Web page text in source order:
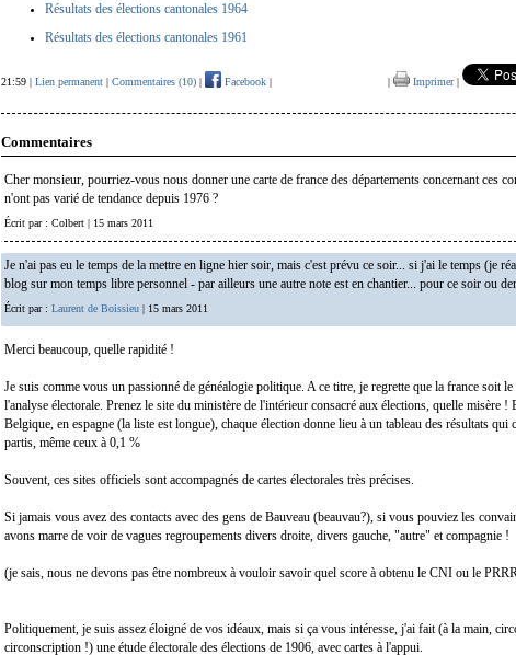
Résultats des élections cantonales 1964
Résultats des élections cantonales 1961
21:59 | Lien permanent | Commentaires (10) | Facebook | | Imprimer|
Commentaires
Cher monsieur, pourriez-vous nous donner une carte de france des départements concernant ces
n'ont pas varié de tendance depuis 1976 ?
Écrit par : Colbert | 15 mars 2011
Je n'ai pas eu le temps de la mettre en ligne hier soir, mais c'est prévu ce soir... si j'ai le temps (je
blog sur mon temps libre personnel - par ailleurs une autre note est en chantier... pour ce soir ou
Écrit par : Laurent de Boissieu | 15 mars 2011
Merci beaucoup, quelle rapidité !
Je suis comme vous un passionné de généalogie politique. A ce titre, je regrette que la france soit
l'analyse électorale. Prenez le site du ministère de l'intérieur consacré aux élections, quelle misère !
Belgique, en espagne (la liste est longue), chaque élection donne lieu à un tableau des résultats qui
partis, même ceux à 0,1 %
Souvent, ces sites officiels sont accompagnés de cartes électorales très précises.
Si jamais vous avez des contacts avec des gens de Bauveau (beauvau?), si vous pouviez les
avons marre de voir de vagues regroupements divers droite, divers gauche, "autre" et compagnie !
(je sais, nous ne devons pas être nombreux à vouloir savoir quel score à obtenu le CNI ou le
Politiquement, je suis assez éloigné de vos idéaux, mais si ça vous intéresse, j'ai fait (à la main,
circonscription !) une étude électorale des élections de 1906, avec cartes à l'appui.